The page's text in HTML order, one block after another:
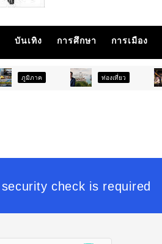
บันเทิง การศึกษา การเมือง
ท่องเที่ยว